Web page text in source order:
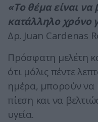
«Το θέμα είναι να
κατάλληλο χρόνο
Δρ. Juan Cardenas
Πρόσφατη μελέτη
ότι μόλις πέντε
ημέρα, μπορούν να
πίεση και να
υγεία.